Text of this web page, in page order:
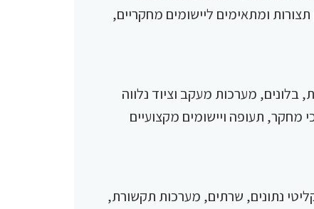
ומתאימים ליישומים מחקריים,
בלונים, מערכות מעקב וציוד נלווה
מחקר, תעופה ויישומים מקצועיים
נתונים, שרתים, מערכות תקשורת,